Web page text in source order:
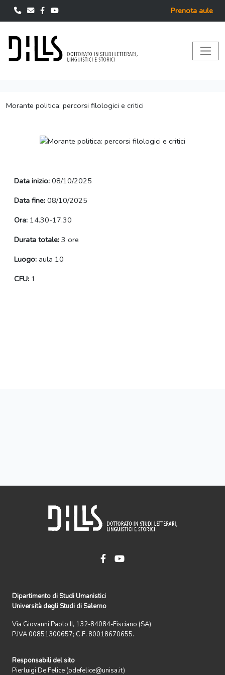
Prenota aule
Morante politica: percorsi filologici e critici
Data inizio: 08/10/2025
Data fine: 08/10/2025
Ora: 14.30-17.30
Durata totale: 3 ore
Luogo: aula 10
CFU: 1
Dipartimento di Studi Umanistici
Università degli Studi di Salerno
Via Giovanni Paolo II, 132-84084-Fisciano (SA)
P.IVA 00851300657; C.F. 80018670655.
Responsabili del sito
Pierluigi De Felice (pdefelice@unisa.it)